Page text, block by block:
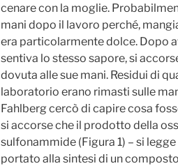
cenare con la moglie.
mani dopo il lavoro perché,
era particolarmente dolce. Dopo
sentiva lo stesso sapore, si
dovuta alle sue mani. Residui di
laboratorio erano rimasti sulle
Fahlberg cercò di capire cosa
si accorse che il prodotto della
sulfonammide (Figura 1) – si
portato alla sintesi di un